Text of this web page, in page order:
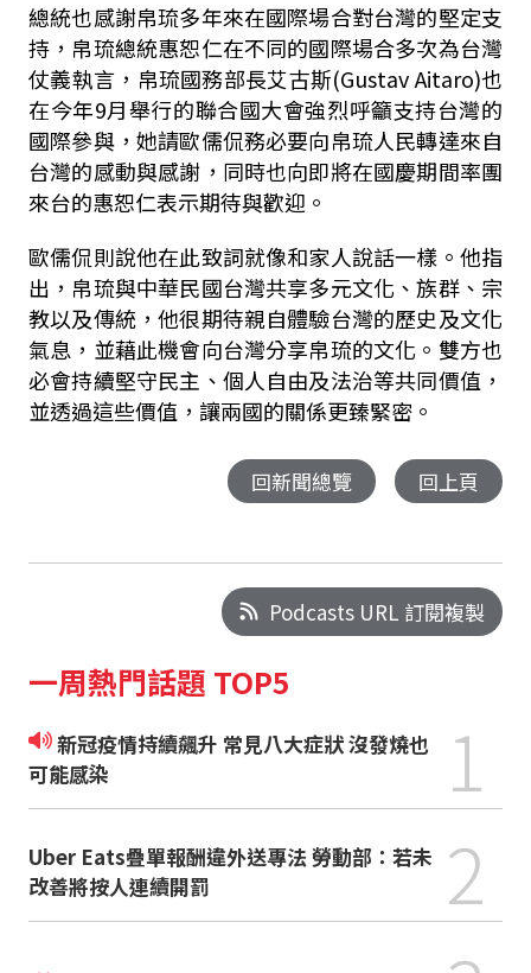
總統也感謝帛琉多年來在國際場合對台灣的堅定支
持，帛琉總統惠恕仁在不同的國際場合多次為台灣
仗義執言，帛琉國務部長艾古斯(Gustav Aitaro)也
在今年9月舉行的聯合國大會強烈呼籲支持台灣的
國際參與，她請歐儒侃務必要向帛琉人民轉達來自
台灣的感動與感謝，同時也向即將在國慶期間率團
來台的惠恕仁表示期待與歡迎。
歐儒侃則說他在此致詞就像和家人說話一樣。他指
出，帛琉與中華民國台灣共享多元文化、族群、宗
教以及傳統，他很期待親自體驗台灣的歷史及文化
氣息，並藉此機會向台灣分享帛琉的文化。雙方也
必會持續堅守民主、個人自由及法治等共同價值，
並透過這些價值，讓兩國的關係更臻緊密。
回新聞總覽 回上頁
Podcasts URL 訂閱複製
一周熱門話題 TOP5
新冠疫情持續飆升 常見八大症狀 沒發燒也
可能感染
1
Uber Eats疊單報酬違外送專法 勞動部：若未
改善將按人連續開罰
2